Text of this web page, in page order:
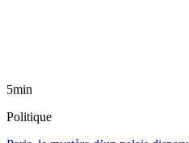
5min
Politique